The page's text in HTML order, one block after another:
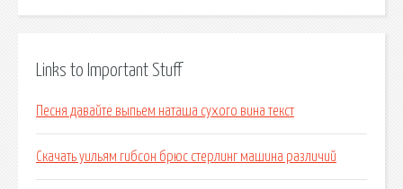
Links to Important Stuff
Песня давайте выпьем наташа сухого вина текст
Скачать уильям гибсон брюс стерлинг машина различий